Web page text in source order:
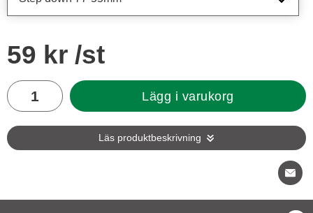
pris
59 kr /st
antal
Lägg i varukorg
Läs produktbeskrivning